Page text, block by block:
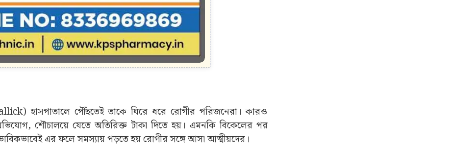
হাসপাতালে পৌঁছতেই তাকে ঘিরে ধরে রোগীর পরিজনেরা। কারও
শৌচালয়ে যেতে অতিরিক্ত টাকা দিতে হয়। এমনকি বিকেলের পর
এর ফলে সমস্যায় পড়তে হয় রোগীর সঙ্গে আসা আত্মীয়দের।